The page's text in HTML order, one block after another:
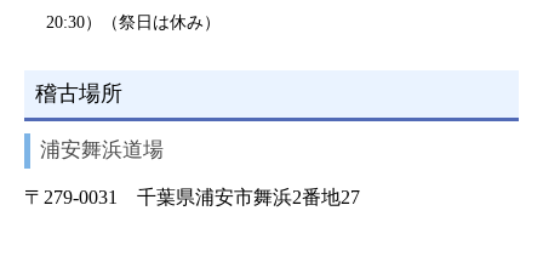
20:30）（祭日は休み）
稽古場所
浦安舞浜道場
〒279-0031 千葉県浦安市舞浜2番地27